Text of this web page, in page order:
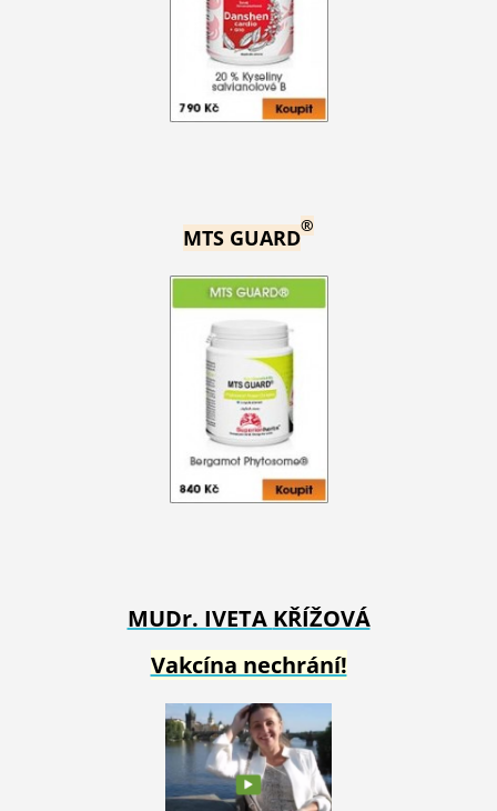
MTS GUARD®
MUDr. IVETA KŘÍŽOVÁ
Vakcína nechrání!